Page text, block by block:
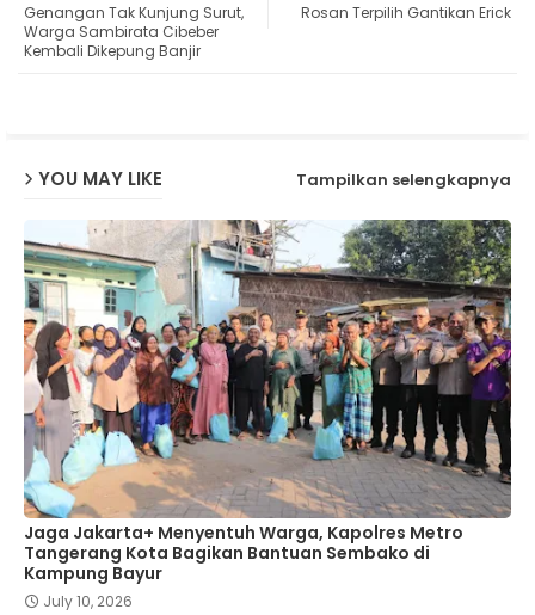
ats
Rosan Terpilih Gantikan Erick
Genangan Tak Kunjung Surut,
Warga Sambirata Cibeber
Kembali Dikepung Banjir
YOU MAY LIKE Tampilkan selengkapnya
Jaga Jakarta+ Menyentuh Warga, Kapolres Metro
Tangerang Kota Bagikan Bantuan Sembako di
Kampung Bayur
July 10, 2026